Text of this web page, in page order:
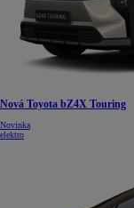
Nová Toyota bZ4X Touring
Novinka
elektro